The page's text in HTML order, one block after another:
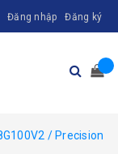
Đăng nhập Đăng ký
/ Precision